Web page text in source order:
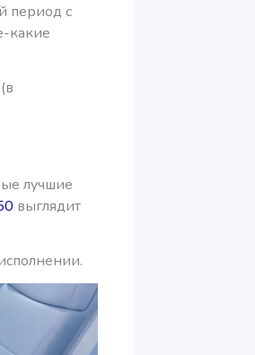
период с
какие
лучшие
выглядит